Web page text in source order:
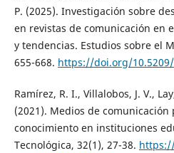
P. (2025). Investigación sobre
en revistas de comunicación en
y tendencias. Estudios sobre el
655-668. https://doi.org/
Ramírez, R. I., Villalobos, J. V.,
(2021). Medios de
conocimiento en instituciones
Tecnológica, 32(1), 27-38.